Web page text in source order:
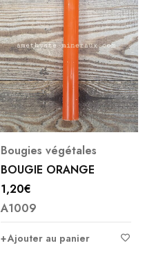
Bougies végétales
BOUGIE ORANGE
1,20€
A1009
Ajouter au panier